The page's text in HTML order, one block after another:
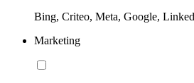
Bing, Criteo, Meta, Google,
Marketing